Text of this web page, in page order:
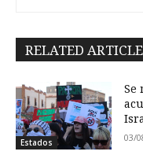
RELATED
Estados
Se
03/